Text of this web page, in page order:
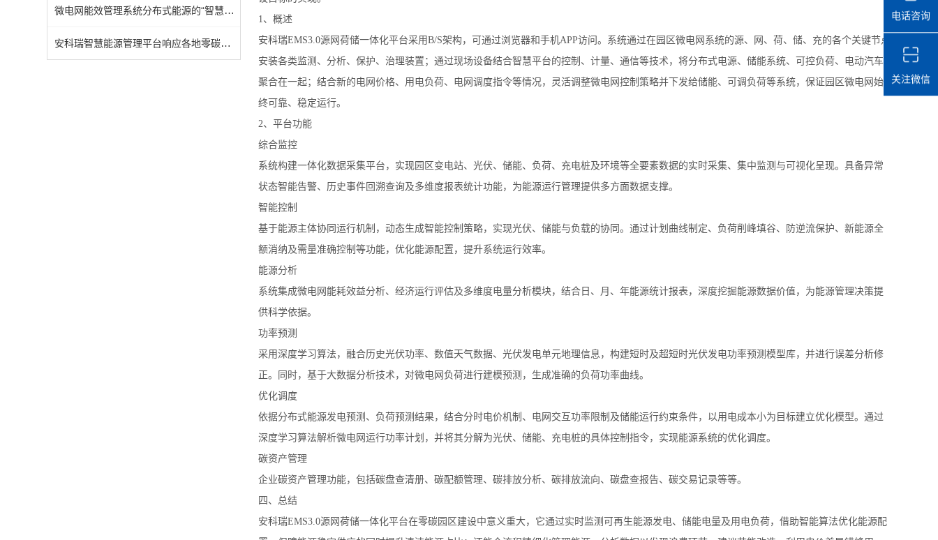
微电网能效管理系统分布式能源的“智慧大脑”
安科瑞智慧能源管理平台响应各地零碳园区政策，助力园区绿色转型
1、概述
安科瑞EMS3.0源网荷储一体化平台采用B/S架构，可通过浏览器和手机APP访问。系统通过在园区微电网系统的源、网、荷、储、充的各个关键节点
安装各类监测、分析、保护、治理装置；通过现场设备结合智慧平台的控制、计量、通信等技术，将分布式电源、储能系统、可控负荷、电动汽车
聚合在一起；结合新的电网价格、用电负荷、电网调度指令等情况，灵活调整微电网控制策略并下发给储能、可调负荷等系统，保证园区微电网始
终可靠、稳定运行。
2、平台功能
综合监控
系统构建一体化数据采集平台，实现园区变电站、光伏、储能、负荷、充电桩及环境等全要素数据的实时采集、集中监测与可视化呈现。具备异常
状态智能告警、历史事件回溯查询及多维度报表统计功能，为能源运行管理提供多方面数据支撑。
智能控制
基于能源主体协同运行机制，动态生成智能控制策略，实现光伏、储能与负载的协同。通过计划曲线制定、负荷削峰填谷、防逆流保护、新能源全
额消纳及需量准确控制等功能，优化能源配置，提升系统运行效率。
能源分析
系统集成微电网能耗效益分析、经济运行评估及多维度电量分析模块，结合日、月、年能源统计报表，深度挖掘能源数据价值，为能源管理决策提
供科学依据。
功率预测
采用深度学习算法，融合历史光伏功率、数值天气数据、光伏发电单元地理信息，构建短时及超短时光伏发电功率预测模型库，并进行误差分析修
正。同时，基于大数据分析技术，对微电网负荷进行建模预测，生成准确的负荷功率曲线。
优化调度
依据分布式能源发电预测、负荷预测结果，结合分时电价机制、电网交互功率限制及储能运行约束条件，以用电成本小为目标建立优化模型。通过
深度学习算法解析微电网运行功率计划，并将其分解为光伏、储能、充电桩的具体控制指令，实现能源系统的优化调度。
碳资产管理
企业碳资产管理功能，包括碳盘查清册、碳配额管理、碳排放分析、碳排放流向、碳盘查报告、碳交易记录等等。
四、总结
安科瑞EMS3.0源网荷储一体化平台在零碳园区建设中意义重大，它通过实时监测可再生能源发电、储能电量及用电负荷，借助智能算法优化能源配
电话咨询
关注微信